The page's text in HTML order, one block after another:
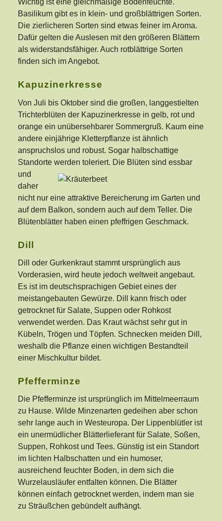
Wichtig ist eine gleichmäßige Bodenfeuchte.
Basilikum gibt es in klein- und großblättrigen Sorten.
Die zierlicheren Sorten sind etwas feiner im Aroma.
Dafür gelten die Auslesen mit den größeren Blättern
als widerstandsfähiger. Auch rotblättrige Sorten
finden sich im Angebot.
Kapuzinerkresse
Von Juli bis Oktober sind die großen, langgestielten
Trichterblüten der Kapuzinerkresse in gelb, rot und
orange ein unübersehbarer Sommergruß. Kaum eine
andere einjährige Kletterpflanze ist ähnlich
anspruchslos und robust. Sogar halbschattige
Standorte werden toleriert. Die Blüten sindessbar
und
daher
nicht nur eine attraktive Bereicherung im Garten und
auf dem Balkon, sondern auch auf dem Teller. Die
Blütenblätter haben einen pfeffrigen Geschmack.
Dill
Dill oder Gurkenkraut stammt ursprünglich aus
Vorderasien, wird heute jedoch weltweit angebaut.
Es ist im deutschsprachigen Gebiet eines der
meistangebauten Gewürze. Dill kann frisch oder
getrocknet für Salate, Suppen oder Rohkost
verwendet werden. Das Kraut wächst sehr gut in
Kübeln, Trögen und Töpfen. Schnecken meiden Dill,
weshalb die Pflanze einen wichtigen Bestandteil
einer Mischkultur bildet.
Pfefferminze
Die Pfefferminze ist ursprünglich im Mittelmeerraum
zu Hause. Wilde Minzenarten gedeihen aber schon
sehr lange auch in Westeuropa. Der Lippenblütler ist
ein unermüdlicher Blätterlieferant für Salate, Soßen,
Suppen, Rohkost und Tees. Günstig ist ein Standort
im lichten Halbschatten und ein humoser,
ausreichend feuchter Boden, in dem sich die
Wurzelausläufer entfalten können. Die Blätter
können einfach getrocknet werden, indem man sie
zu Sträußchen gebündelt aufhängt.